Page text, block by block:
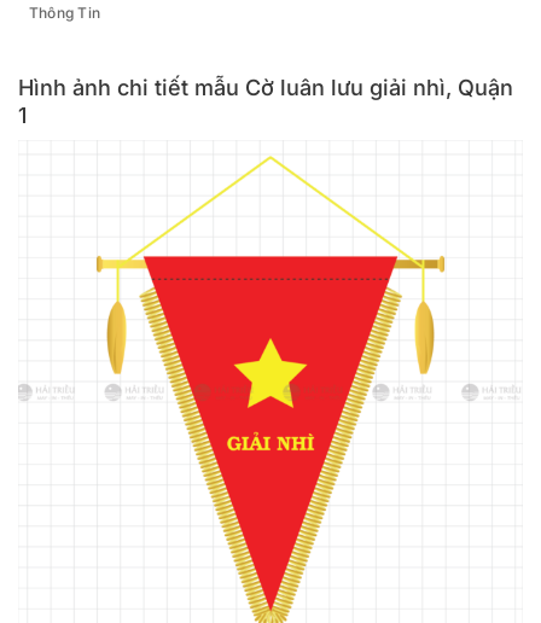
Thông Tin
Hình ảnh chi tiết mẫu Cờ luân lưu giải nhì, Quận
1